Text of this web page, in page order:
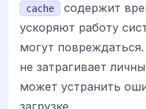
cache
содержит
ускоряют работу
могут
не затрагивает
может устранить